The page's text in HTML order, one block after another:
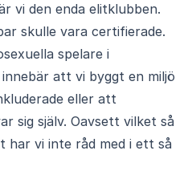
vi den enda elitklubben.
skulle vara certifierade.
spelare i
att vi byggt en miljö
eller att
sig själv. Oavsett vilket så
har vi inte råd med i ett så